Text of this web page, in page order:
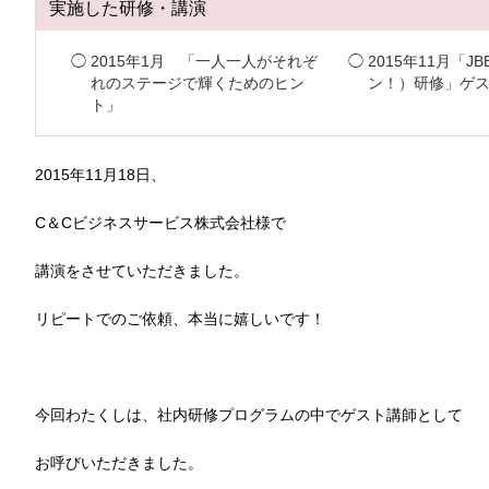
実施した研修・講演
2015年1月 「一人一人がそれぞ
れのステージで輝くためのヒン
ト」
2015年11月「
ン！）研修」ゲ
2015年11月18日、
C＆Cビジネスサービス株式会社様で
講演をさせていただきました。
リピートでのご依頼、本当に嬉しいです！
今回わたくしは、社内研修プログラムの中でゲスト講師として
お呼びいただきました。